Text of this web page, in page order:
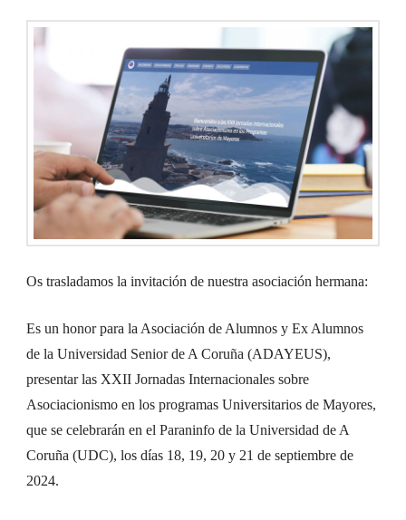
Os trasladamos la invitación de nuestra asociación hermana:
Es un honor para la Asociación de Alumnos y Ex Alumnos
de la Universidad Senior de A Coruña (ADAYEUS),
presentar las XXII Jornadas Internacionales sobre
Asociacionismo en los programas Universitarios de Mayores,
que se celebrarán en el Paraninfo de la Universidad de A
Coruña (UDC), los días 18, 19, 20 y 21 de septiembre de
2024.